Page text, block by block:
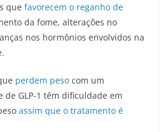
que favorecem o reganho de
da fome, alterações no
nos hormônios envolvidos na
perdem peso com um
de GLP-1 têm dificuldade em
assim que o tratamento é